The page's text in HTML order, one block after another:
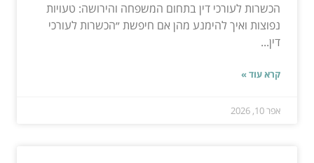
הכשרות לעורכי דין בתחום המשפחה והירושה: טעויות
נפוצות ואיך להימנע מהן אם חיפשת ״הכשרות לעורכי
דין...
קרא עוד »
אפר 10, 2026